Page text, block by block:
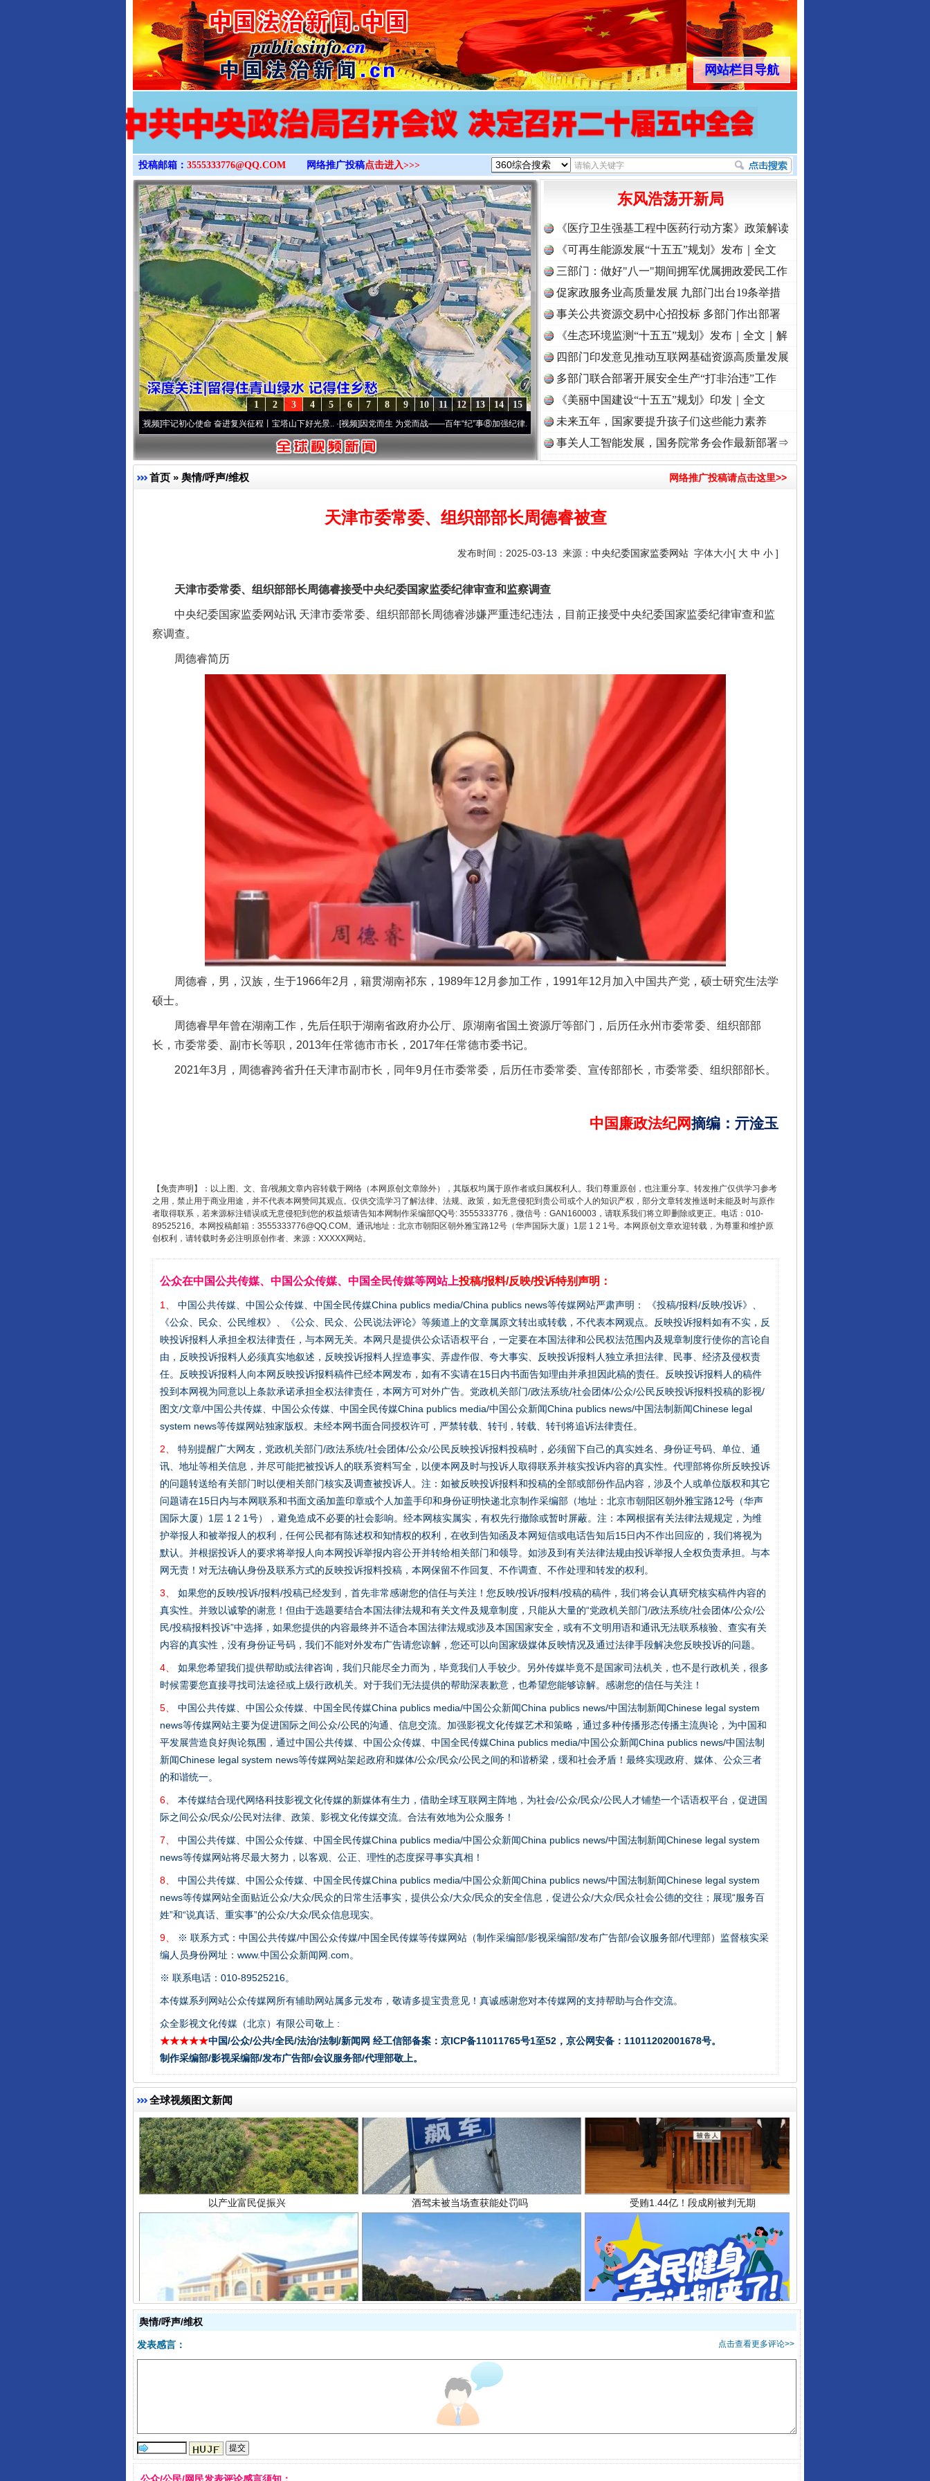
>
网站栏目导航
投稿邮箱： 3555333776@QQ.COM 网络推广投稿点击进入>>>
15
14
13
12
11
10
9
8
7
6
5
4
3
2
1
牢记初心使命 奋进复兴征程丨宝塔山下好光景..·[视频]因党而生 为党而战——百年“纪”事⑧加强纪律..·[视频]牢记初心使命 奋进复兴征程丨“转折之城”激荡..·[视频]牢记初心使命 奋进复兴征程丨红船起航处 潮起..
东风浩荡开新局
《医疗卫生强基工程中医药行动方案》政策解读
《可再生能源发展“十五五”规划》发布｜全文
三部门：做好"八一"期间拥军优属拥政爱民工作
促家政服务业高质量发展 九部门出台19条举措
事关公共资源交易中心招投标 多部门作出部署
《生态环境监测“十五五”规划》发布｜全文｜解
读
四部门印发意见推动互联网基础资源高质量发展
多部门联合部署开展安全生产“打非治违”工作
《美丽中国建设“十五五”规划》印发｜全文
未来五年，国家要提升孩子们这些能力素养
事关人工智能发展，国务院常务会作最新部署⇒
首页 » 舆情/呼声/维权 网络推广投稿请点击这里>>
天津市委常委、组织部部长周德睿被查
发布时间：2025-03-13 来源： 中央纪委国家监委网站 字体大小[ 大 中 小 ]
天津市委常委、组织部部长周德睿接受中央纪委国家监委纪律审查和监察调查
中央纪委国家监委网站讯 天津市委常委、组织部部长周德睿涉嫌严重违纪违法，目前正接受中央纪委国家监委纪律审查和监
察调查。
周德睿简历
周德睿，男，汉族，生于1966年2月，籍贯湖南祁东，1989年12月参加工作，1991年12月加入中国共产党，硕士研究生法学
硕士。
周德睿早年曾在湖南工作，先后任职于湖南省政府办公厅、原湖南省国土资源厅等部门，后历任永州市委常委、组织部部
长，市委常委、副市长等职，2013年任常德市市长，2017年任常德市委书记。
2021年3月，周德睿跨省升任天津市副市长，同年9月任市委常委，后历任市委常委、宣传部部长，市委常委、组织部部长。
中国廉政法纪网摘编 ： 亓淦玉
【免责声明】：以上图、文、音/视频文章内容转载于网络（本网原创文章除外），其版权均属于原作者或归属权利人。我们尊重原创，也注重分享。转发推广仅供学习参考
之用，禁止用于商业用途，并不代表本网赞同其观点。仅供交流学习了解法律、法规、政策，如无意侵犯到贵公司或个人的知识产权，部分文章转发推送时未能及时与原作
者取得联系，若来源标注错误或无意侵犯到您的权益烦请告知本网制作采编部QQ号: 3555333776，微信号：GAN160003，请联系我们将立即删除或更正。电话：010-
89525216。本网投稿邮箱：3555333776@QQ.COM。通讯地址：北京市朝阳区朝外雅宝路12号（华声国际大厦）1层 1 2 1号。本网原创文章欢迎转载，为尊重和维护原
创权利，请转载时务必注明原创作者、来源：XXXXX网站。
公众在中国公共传媒、中国公众传媒、中国全民传媒等网站上投稿/报料/反映/投诉特别声明：
1、
中国公共传媒、中国公众传媒、中国全民传媒China publics media/China publics news等传媒网站严肃声明： 《投稿/报料/反映/投诉》、
《公众、民众、公民维权》、《公众、民众、公民说法评论》等频道上的文章属原文转出或转载，不代表本网观点。反映投诉报料如有不实，反
映投诉报料人承担全权法律责任，与本网无关。本网只是提供公众话语权平台，一定要在本国法律和公民权法范围内及规章制度行使你的言论自
由，反映投诉报料人必须真实地叙述，反映投诉报料人捏造事实、弄虚作假、夸大事实、反映投诉报料人独立承担法律、民事、经济及侵权责
任。反映投诉报料人向本网反映投诉报料稿件已经本网发布，如有不实请在15日内书面告知理由并承担因此稿的责任。反映投诉报料人的稿件
投到本网视为同意以上条款承诺承担全权法律责任，本网方可对外广告。党政机关部门/政法系统/社会团体/公众/公民反映投诉报料投稿的影视/
图文/文章/中国公共传媒、中国公众传媒、中国全民传媒China publics media/中国公众新闻China publics news/中国法制新闻Chinese legal
system news等传媒网站独家版权。未经本网书面合同授权许可，严禁转载、转刊，转载、转刊将追诉法律责任。
2、
特别提醒广大网友，党政机关部门/政法系统/社会团体/公众/公民反映投诉报料投稿时，必须留下自己的真实姓名、身份证号码、单位、通
讯、地址等相关信息，并尽可能把被投诉人的联系资料写全，以便本网及时与投诉人取得联系并核实投诉内容的真实性。代理部将你所反映投诉
的问题转送给有关部门时以便相关部门核实及调查被投诉人。注：如被反映投诉报料和投稿的全部或部份作品内容，涉及个人或单位版权和其它
问题请在15日内与本网联系和书面文函加盖印章或个人加盖手印和身份证明快递北京制作采编部（地址：北京市朝阳区朝外雅宝路12号（华声
国际大厦）1层 1 2 1号），避免造成不必要的社会影响。经本网核实属实，有权先行撤除或暂时屏蔽。注：本网根据有关法律法规规定，为维
护举报人和被举报人的权利，任何公民都有陈述权和知情权的权利，在收到告知函及本网短信或电话告知后15日内不作出回应的，我们将视为
默认。并根据投诉人的要求将举报人向本网投诉举报内容公开并转给相关部门和领导。如涉及到有关法律法规由投诉举报人全权负责承担。与本
网无责！对无法确认身份及联系方式的反映投诉报料投稿，本网保留不作回复、不作调查、不作处理和转发的权利。
3、
如果您的反映/投诉/报料/投稿已经发到，首先非常感谢您的信任与关注！您反映/投诉/报料/投稿的稿件，我们将会认真研究核实稿件内容的
真实性。并致以诚挚的谢意！但由于选题要结合本国法律法规和有关文件及规章制度，只能从大量的“党政机关部门/政法系统/社会团体/公众/公
民/投稿报料投诉”中选择，如果您提供的内容最终并不适合本国法律法规或涉及本国国家安全，或有不文明用语和通讯无法联系核验、查实有关
内容的真实性，没有身份证号码，我们不能对外发布广告请您谅解，您还可以向国家级媒体反映情况及通过法律手段解决您反映投诉的问题。
4、
如果您希望我们提供帮助或法律咨询，我们只能尽全力而为，毕竟我们人手较少。另外传媒毕竟不是国家司法机关，也不是行政机关，很多
时候需要您直接寻找司法途径或上级行政机关。对于我们无法提供的帮助深表歉意，也希望您能够谅解。感谢您的信任与关注！
5、
中国公共传媒、中国公众传媒、中国全民传媒China publics media/中国公众新闻China publics news/中国法制新闻Chinese legal system
news等传媒网站主要为促进国际之间公众/公民的沟通、信息交流。加强影视文化传媒艺术和策略，通过多种传播形态传播主流舆论，为中国和
平发展营造良好舆论氛围，通过中国公共传媒、中国公众传媒、中国全民传媒China publics media/中国公众新闻China publics news/中国法制
新闻Chinese legal system news等传媒网站架起政府和媒体/公众/民众/公民之间的和谐桥梁，缓和社会矛盾！最终实现政府、媒体、公众三者
的和谐统一。
6、
本传媒结合现代网络科技影视文化传媒的新媒体有生力，借助全球互联网主阵地，为社会/公众/民众/公民人才铺垫一个话语权平台，促进国
际之间公众/民众/公民对法律、政策、影视文化传媒交流。合法有效地为公众服务！
7、
中国公共传媒、中国公众传媒、中国全民传媒China publics media/中国公众新闻China publics news/中国法制新闻Chinese legal system
news等传媒网站将尽最大努力，以客观、公正、理性的态度探寻事实真相！
8、
中国公共传媒、中国公众传媒、中国全民传媒China publics media/中国公众新闻China publics news/中国法制新闻Chinese legal system
news等传媒网站全面贴近公众/大众/民众的日常生活事实，提供公众/大众/民众的安全信息，促进公众/大众/民众社会公德的交往；展现“服务百
姓”和“说真话、重实事”的公众/大众/民众信息现实。
9、
※ 联系方式：中国公共传媒/中国公众传媒/中国全民传媒等传媒网站（制作采编部/影视采编部/发布广告部/会议服务部/代理部）监督核实采
编人员身份网址：www.中国公众新闻网.com。
※ 联系电话：010-89525216。
本传媒系列网站公众传媒网所有辅助网站属多元发布，敬请多提宝贵意见！真诚感谢您对本传媒网的支持帮助与合作交流。
众全影视文化传媒（北京）有限公司敬上 :
★★★★★中国/公众/公共/全民/法治/法制/新闻网 经工信部备案：京ICP备11011765号1至52，京公网安备：11011202001678号。
制作采编部/影视采编部/发布广告部/会议服务部/代理部敬上。
全球视频图文新闻
完善运行机制助力责任有效落实 行业协会接连发公告 东山县通报“牛蛙产品抗生素超标问题”
法徽映军营 权益有保障 让核能赋能千行百业 千年窑火 生生不息
一批国家标准开始实施
以产业富民促振兴
从幼儿园到大学，有这些资助 “后车司机肯定在骂我” 全民健身五年计划来了！等你上场
事关残疾人未来5年
舆情/呼声/维权
点击查看更多评论>>
发表感言：